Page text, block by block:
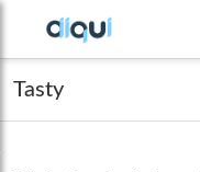
Tasty